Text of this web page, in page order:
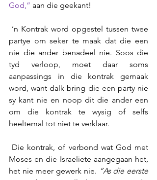
God,” aan die geekant!
partye om seker te maak dat die een
nie die ander benadeel nie. Soos die
tyd verloop, moet daar soms
aanpassings in die kontrak gemaak
word, want dalk bring die een party nie
sy kant nie en noop dit die ander een
om die kontrak te wysig of selfs
heeltemal tot niet te verklaar.
Moses en die Israeliete aangegaan het,
het nie meer gewerk nie. “As die eerste